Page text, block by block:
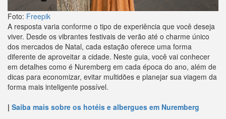
Foto: Freepik
A resposta varia conforme o tipo de experiência que você deseja
viver. Desde os vibrantes festivais de verão até o charme único
dos mercados de Natal, cada estação oferece uma forma
diferente de aproveitar a cidade. Neste guia, você vai conhecer
em detalhes como é Nuremberg em cada época do ano, além de
dicas para economizar, evitar multidões e planejar sua viagem da
forma mais inteligente possível.
| Saiba mais sobre os hotéis e albergues em Nuremberg